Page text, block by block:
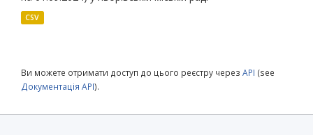
CSV
Ви можете отримати доступ до цього реєстру через API (see
Документація API).